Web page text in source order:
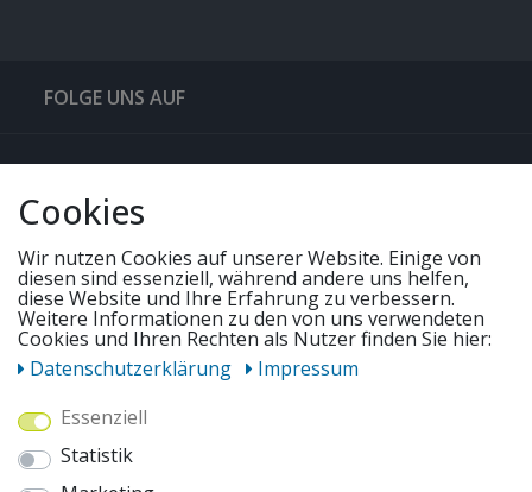
FOLGE UNS AUF
QUICKLINKS & TIPPS
UNSERE ANGEBOTE
WIR VERSENDEN MIT
Cookies
Wir nutzen Cookies auf unserer Website. Einige von
diesen sind essenziell, während andere uns helfen,
diese Website und Ihre Erfahrung zu verbessern.
Weitere Informationen zu den von uns verwendeten
Cookies und Ihren Rechten als Nutzer finden Sie hier:
Daten­schutz­erklärung
Impressum
Essenziell
Statistik